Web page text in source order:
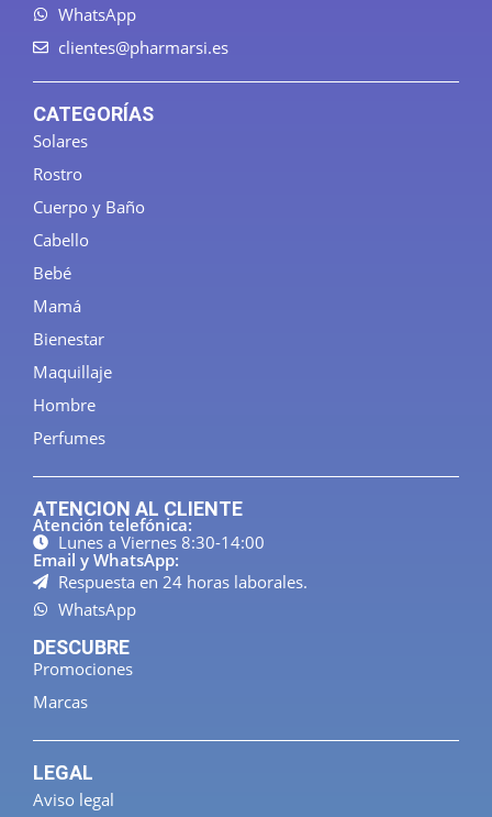
WhatsApp
clientes@pharmarsi.es
CATEGORÍAS
Solares
Rostro
Cuerpo y Baño
Cabello
Bebé
Mamá
Bienestar
Maquillaje
Hombre
Perfumes
ATENCION AL CLIENTE
Atención telefónica:
Lunes a Viernes 8:30-14:00
Email y WhatsApp:
Respuesta en 24 horas laborales.
WhatsApp
DESCUBRE
Promociones
Marcas
LEGAL
Aviso legal